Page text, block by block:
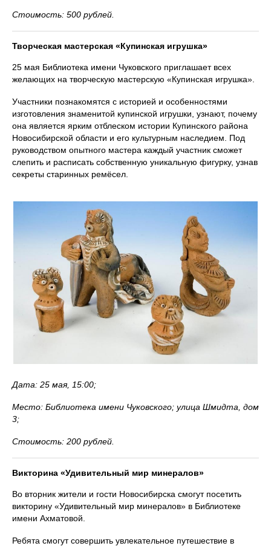
Стоимость: 500 рублей.
Творческая мастерская «Купинская игрушка»
25 мая Библиотека имени Чуковского приглашает всех
желающих на творческую мастерскую «Купинская игрушка».
Участники познакомятся с историей и особенностями
изготовления знаменитой купинской игрушки, узнают, почему
она является ярким отблеском истории Купинского района
Новосибирской области и его культурным наследием. Под
руководством опытного мастера каждый участник сможет
слепить и расписать собственную уникальную фигурку, узнав
секреты старинных ремёсел.
Дата: 25 мая, 15:00;
Место: Библиотека имени Чуковского; улица Шмидта, дом
3;
Стоимость: 200 рублей.
Викторина «Удивительный мир минералов»
Во вторник жители и гости Новосибирска смогут посетить
викторину «Удивительный мир минералов» в Библиотеке
имени Ахматовой.
Ребята смогут совершить увлекательное путешествие в